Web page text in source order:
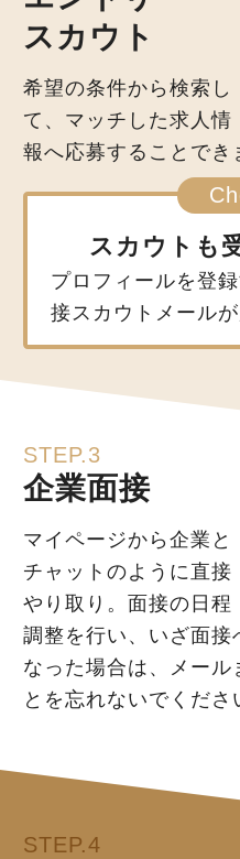
スカウト
希望の条件から検索し
て、マッチした求人情
報へ応募することでき
スカウトも
プロフィールを登
接スカウトメールが
STEP.3
企業面接
マイページから企業と
チャットのように直接
やり取り。面接の日程
調整を行い、いざ面接
なった場合は、メール
とを忘れないでくださ
STEP.4